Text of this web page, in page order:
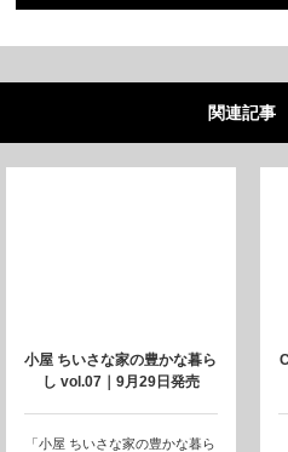
関連記事
小屋 ちいさな家の豊かな暮ら
し vol.07｜9月29日発売
「小屋 ちいさな家の豊かな暮ら